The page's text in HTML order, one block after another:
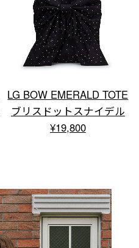
LG BOW EMERALD TOTE
ブリスドットスナイデル
¥19,800